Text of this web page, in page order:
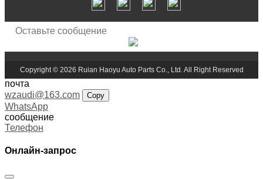
Copyright © 2026 Ruian Haoyu Auto Parts Co., Ltd. All Right Reserved
почта
wzaudi@163.com
Copy
WhatsApp
сообщение
Телефон
Онлайн-запрос